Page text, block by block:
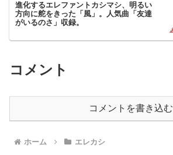
進化するエレファントカシマシ、明るい
方向に舵をきった「風」。人気曲「友達
がいるのさ」収録。
コメント
コメントを書き込む
ホーム エレカシ